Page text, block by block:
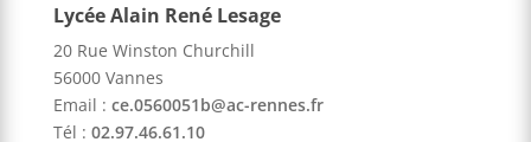
Lycée Alain René Lesage
20 Rue Winston Churchill
56000 Vannes
Email : ce.0560051b@ac-rennes.fr
Tél : 02.97.46.61.10